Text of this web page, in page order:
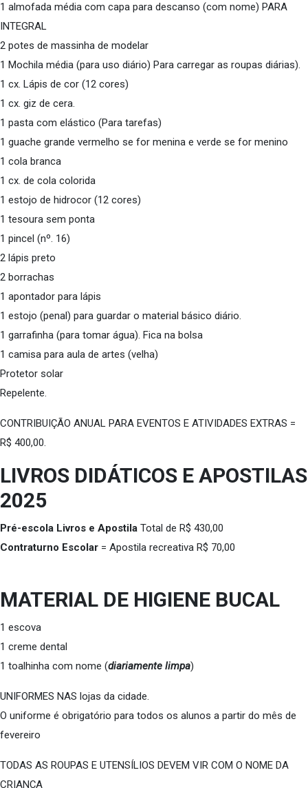
1 almofada média com capa para descanso (com nome) PARA
INTEGRAL
2 potes de massinha de modelar
1 Mochila média (para uso diário) Para carregar as roupas diárias).
1 cx. Lápis de cor (12 cores)
1 cx. giz de cera.
1 pasta com elástico (Para tarefas)
1 guache grande vermelho se for menina e verde se for menino
1 cola branca
1 cx. de cola colorida
1 estojo de hidrocor (12 cores)
1 tesoura sem ponta
1 pincel (nº. 16)
2 lápis preto
2 borrachas
1 apontador para lápis
1 estojo (penal) para guardar o material básico diário.
1 garrafinha (para tomar água). Fica na bolsa
1 camisa para aula de artes (velha)
Protetor solar
Repelente.
CONTRIBUIÇÃO ANUAL PARA EVENTOS E ATIVIDADES EXTRAS =
R$ 400,00.
LIVROS DIDÁTICOS E APOSTILAS
2025
Pré-escola Livros e Apostila Total de R$ 430,00
Contraturno Escolar = Apostila recreativa R$ 70,00
MATERIAL DE HIGIENE BUCAL
1 escova
1 creme dental
1 toalhinha com nome (diariamente limpa)
UNIFORMES NAS lojas da cidade.
O uniforme é obrigatório para todos os alunos a partir do mês de
fevereiro
TODAS AS ROUPAS E UTENSÍLIOS DEVEM VIR COM O NOME DA
CRIANÇA